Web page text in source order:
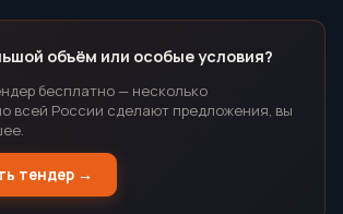
объём или особые условия?
бесплатно — несколько
всей России сделают предложения, вы
тендер →